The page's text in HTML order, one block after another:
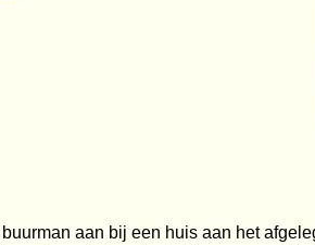
aan bij een huis aan het